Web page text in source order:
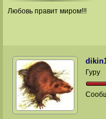
Любовь правит миром!!!
Гуру